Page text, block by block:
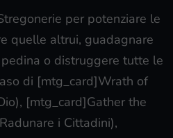
per potenziare le
quelle altrui, guadagnare
o distruggere tutte le
di [mtg_card]Wrath of
[mtg_card]Gather the
i Cittadini),